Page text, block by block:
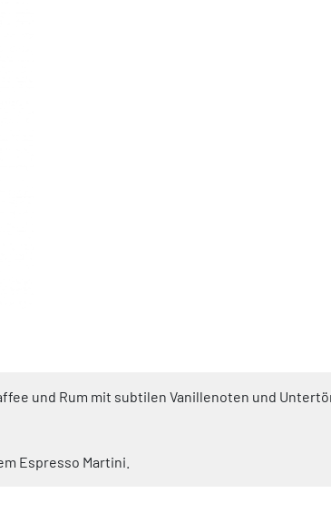
und Rum mit subtilen Vanillenoten und
Espresso Martini.